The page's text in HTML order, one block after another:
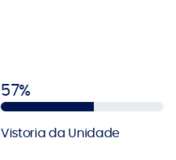
57%
Vistoria da Unidade